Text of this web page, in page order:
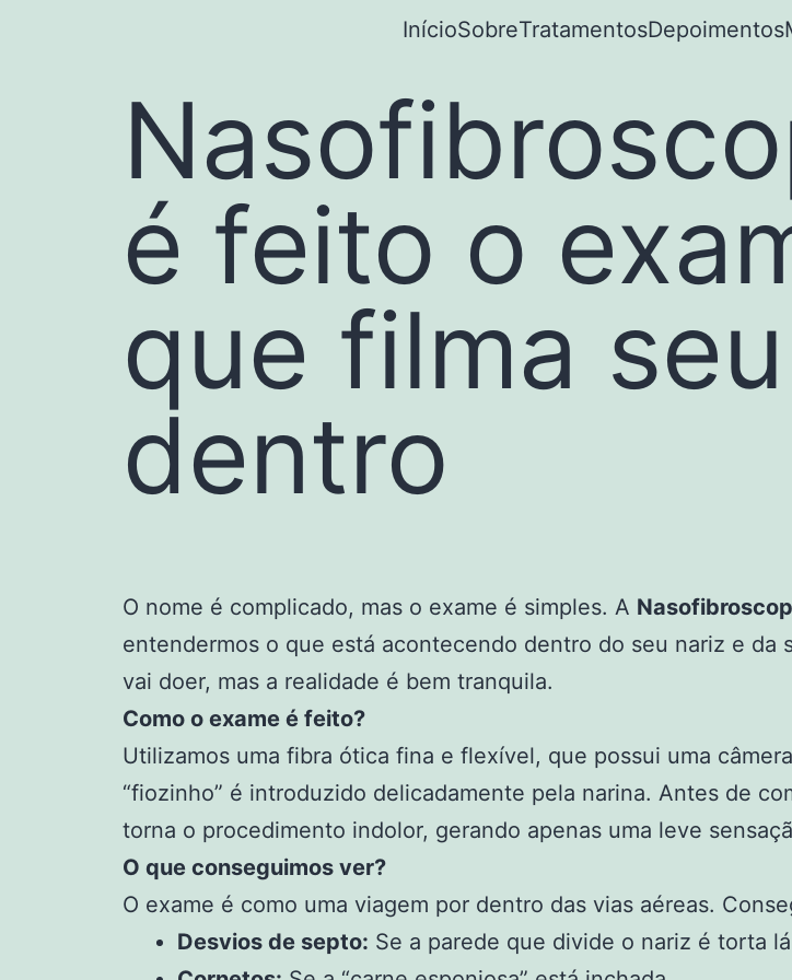
InícioSobreTratamentosDepoimentos
é feito o
que filma
dentro
O nome é complicado, mas o exame é simples. A
entendermos o que está acontecendo dentro do seu nariz e da
vai doer, mas a realidade é bem tranquila.
Como o exame é feito?
Utilizamos uma fibra ótica fina e flexível, que possui uma
“fiozinho” é introduzido delicadamente pela narina. Antes de
torna o procedimento indolor, gerando apenas uma leve
O que conseguimos ver?
O exame é como uma viagem por dentro das vias aéreas.
Desvios de septo: Se a parede que divide o nariz é torta